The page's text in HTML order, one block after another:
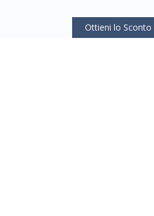
Ottieni lo Sconto